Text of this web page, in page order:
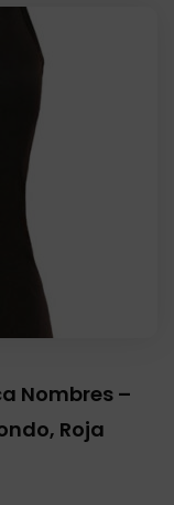
Nombres –
Roja